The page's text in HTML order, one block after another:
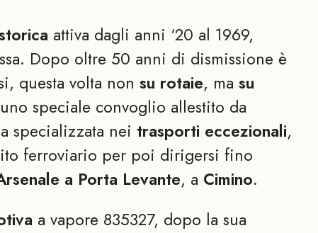
attiva dagli anni ‘20 al 1969,
Dopo oltre 50 anni di dismissione è
questa volta non su rotaie, ma su
speciale convoglio allestito da
specializzata nei trasporti eccezionali,
ferroviario per poi dirigersi fino
a Porta Levante, a Cimino.
a vapore 835327, dopo la sua